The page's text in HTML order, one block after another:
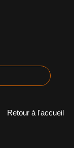
Retour à l'accueil